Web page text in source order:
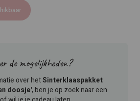
de mogelijkheden?
over hetSinterklaaspakket
doosje', ben je op zoek naar een